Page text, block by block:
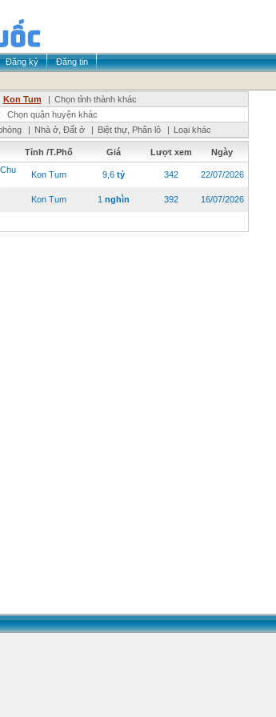
Đăng ký
Đăng tin
Kon Tum | Chọn tỉnh thành khác
Chọn quận huyện khác
| Nhà ở, Đất ở | Biệt thự, Phân lô | Loại khác
Tỉnh /T.Phố Giá Lượt xem
Ngày
Kon Tum 9,6 tỷ 342 22/07/2026
Kon Tum 1 nghìn 392 16/07/2026